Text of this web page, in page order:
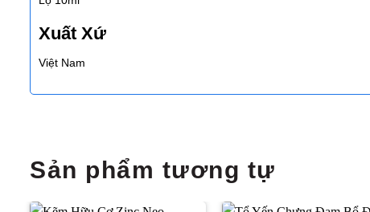
Xuất Xứ
Việt Nam
Sản phẩm tương tự